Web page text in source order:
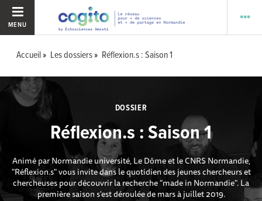
MENU
Accueil Les dossiers Réflexion.s : Saison 1
DOSSIER
Réflexion.s : Saison 1
Animé par Normandie université, Le Dôme et le CNRS Normandie,
"Réflexion.s" vous invite dans le quotidien des jeunes chercheurs et
chercheuses pour découvrir la recherche "made in Normandie". La
première saison s'est déroulée de mars à juillet 2019.